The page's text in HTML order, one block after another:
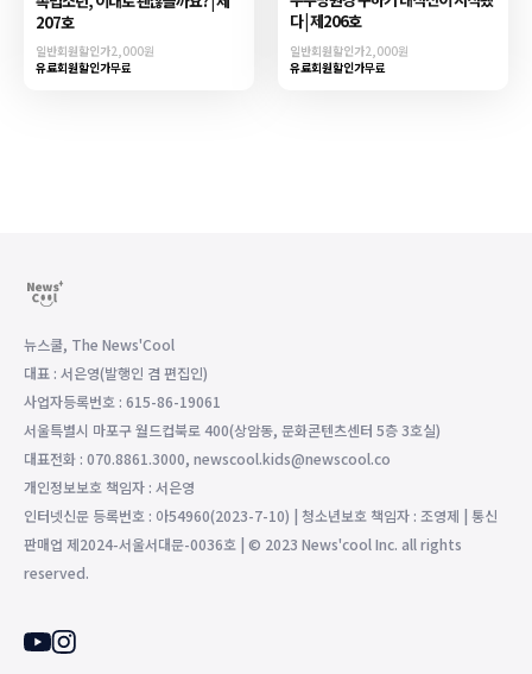
207호
일반회원할인가2,000원
유료회원할인가무료
다 | 제206호
일반회원할인가2,000원
유료회원할인가무료
뉴스쿨, The News'Cool
대표 : 서은영(발행인 겸 편집인)
사업자등록번호 : 615-86-19061
서울특별시 마포구 월드컵북로 400(상암동, 문화콘텐츠센터 5층 3호실)
대표전화 : 070.8861.3000, newscool.kids@newscool.co
개인정보보호 책임자 : 서은영
인터넷신문 등록번호 : 아54960(2023-7-10) | 청소년보호 책임자 : 조영제 | 통신
판매업 제2024-서울서대문-0036호 | © 2023 News'cool Inc. all rights
reserved.